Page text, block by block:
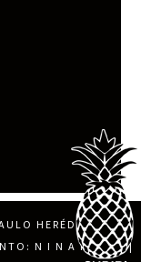
HERÉDIA, BLOG
N I N A M O R E|